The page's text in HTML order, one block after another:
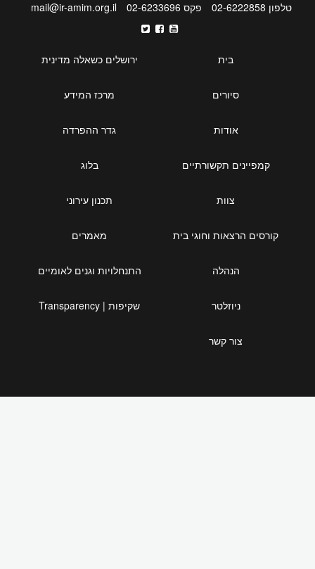
טלפון 02-6222858
פקס 02-6233696 mail@ir-amim.org.il
בית ירושלים כשאלה מדינית
סיורים מרכז המידע
אודות גדר ההפרדה
קמפיינים תקשורתיים בלוג
צוות תכנון עירוני
קורסים הרצאות וחוגי בית מאמרים
הנהלה התנחלויות וגנים לאומיים
ניוזלטר שקיפות | Transparency
צור קשר